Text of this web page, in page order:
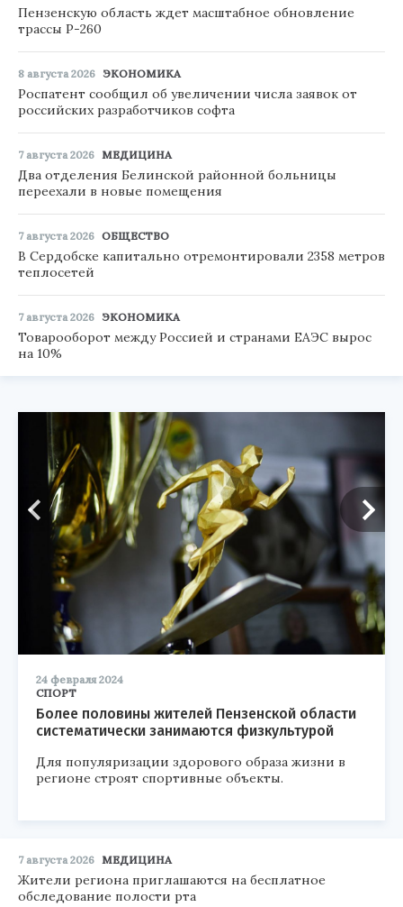
Пензенскую область ждет масштабное обновление
трассы Р-260
8 августа 2026 ЭКОНОМИКА
Роспатент сообщил об увеличении числа заявок от
российских разработчиков софта
7 августа 2026 МЕДИЦИНА
Два отделения Белинской районной больницы
переехали в новые помещения
7 августа 2026 ОБЩЕСТВО
В Сердобске капитально отремонтировали 2358 метров
теплосетей
7 августа 2026 ЭКОНОМИКА
Товарооборот между Россией и странами ЕАЭС вырос
на 10%
24 февраля 2024
СПОРТ
Более половины жителей Пензенской области
систематически занимаются физкультурой
Для популяризации здорового образа жизни в
регионе строят спортивные объекты.
7 августа 2026 МЕДИЦИНА
Жители региона приглашаются на бесплатное
обследование полости рта